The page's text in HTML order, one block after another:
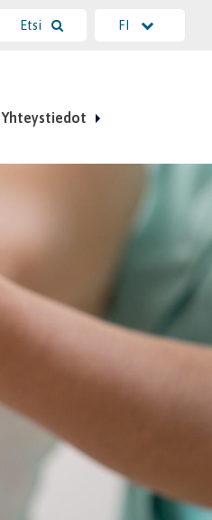
Etsi FI
Yhteystiedot